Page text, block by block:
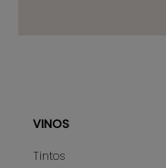
Sitemap
VINOS
Tintos